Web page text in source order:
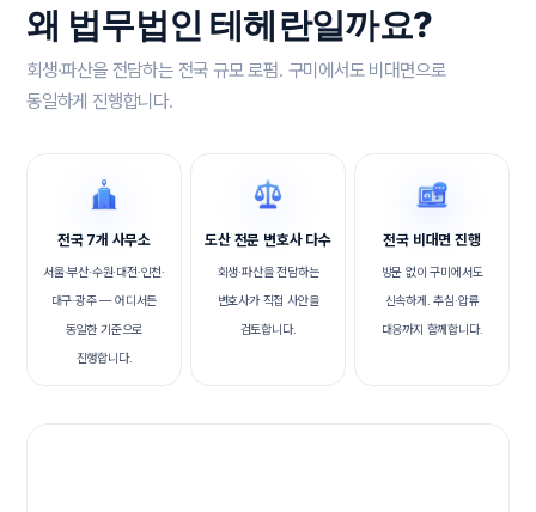
왜 법무법인 테헤란일까요?
회생·파산을 전담하는 전국 규모 로펌. 구미에서도 비대면으로
동일하게 진행합니다.
전국 7개 사무소
서울·부산·수원·대전·인천·
대구·광주 — 어디서든
동일한 기준으로
진행합니다.
도산 전문 변호사 다수
회생·파산을 전담하는
변호사가 직접 사안을
검토합니다.
전국 비대면 진행
방문 없이 구미에서도
신속하게. 추심·압류
대응까지 함께합니다.